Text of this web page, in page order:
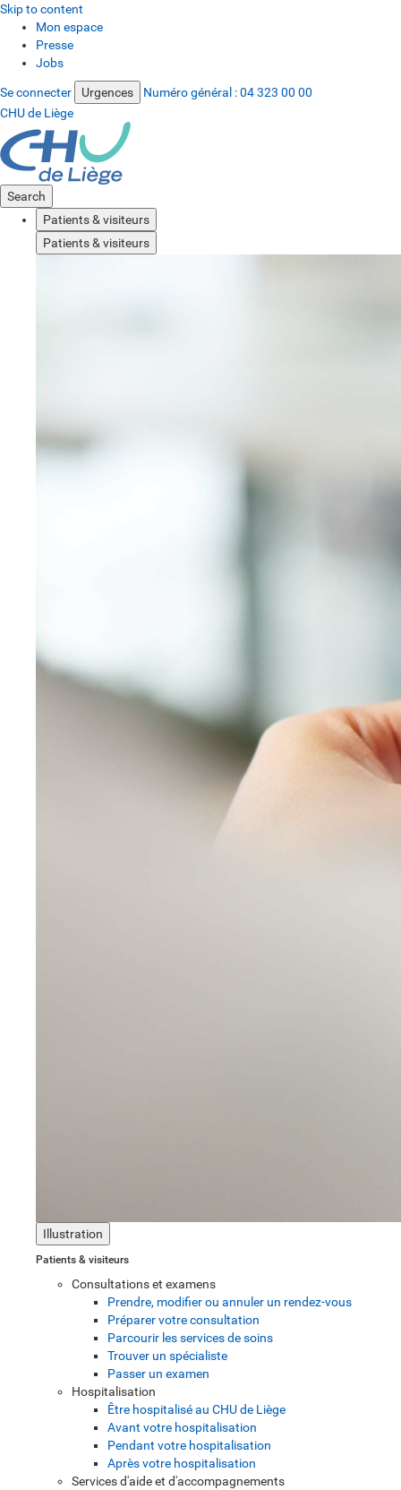
Skip to content
Mon espace
Presse
Jobs
Se connecter Urgences Numéro général :04 323 00 00
CHU de Liège
Search
Patients & visiteurs
Patients & visiteurs
Illustration
Patients & visiteurs
Consultations et examens
Prendre, modifier ou annuler un rendez-vous
Préparer votre consultation
Parcourir les services de soins
Trouver un spécialiste
Passer un examen
Hospitalisation
Être hospitalisé au CHU de Liège
Avant votre hospitalisation
Pendant votre hospitalisation
Après votre hospitalisation
Services d'aide et d'accompagnements